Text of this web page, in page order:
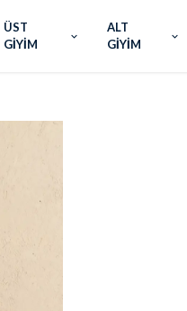
ÜST
GİYİM
ALT
GİYİM